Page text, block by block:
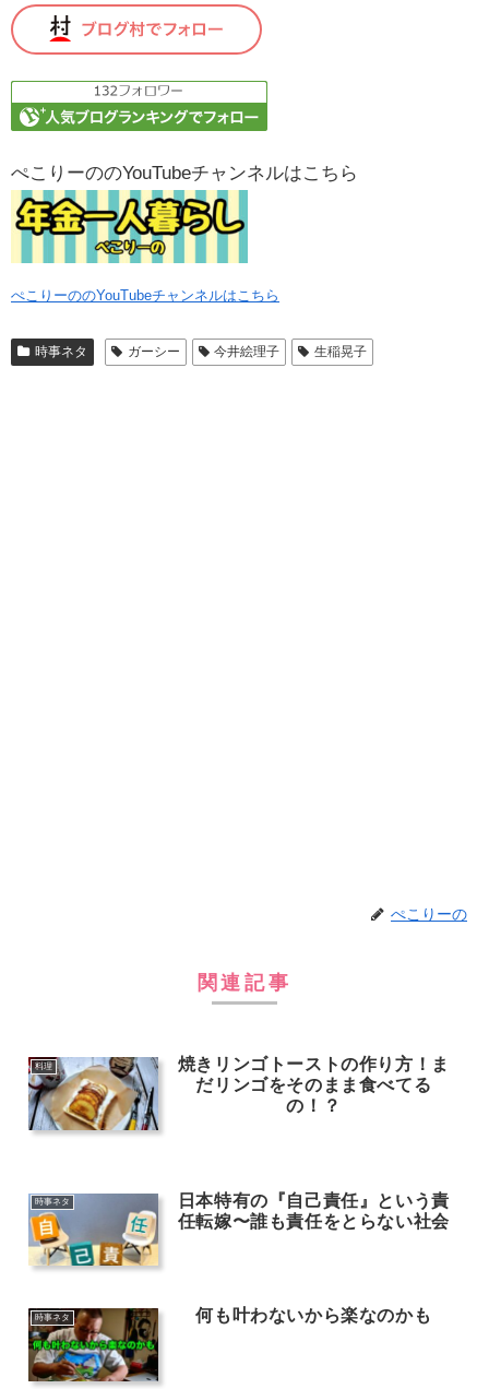
ぺこりーののYouTubeチャンネルはこちら
ぺこりーののYouTubeチャンネルはこちら
時事ネタ ガーシー 今井絵理子 生稲晃子
ぺこりーの
関連記事
料理
焼きリンゴトーストの作り方！ま
だリンゴをそのまま食べてる
の！？
時事ネタ
日本特有の『自己責任』という責
任転嫁〜誰も責任をとらない社会
時事ネタ 何も叶わないから楽なのかも